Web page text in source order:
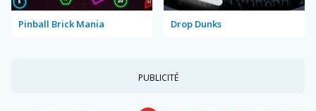
Pinball Brick Mania Drop Dunks
PUBLICITÉ